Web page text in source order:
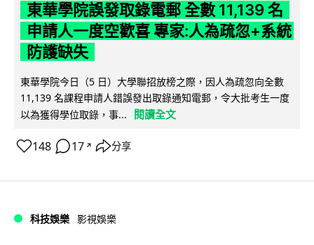
東華學院誤發取錄電郵 全數 11,139 名
申請人一度空歡喜 專家:人為疏忽+系統
防護缺失
東華學院今日（5 日）大學聯招放榜之際，因人為疏忽向全數
11,139 名課程申請人錯誤發出取錄通知電郵，令大批考生一度
以為獲得學位取錄，事...
閱讀全文
148 17 ↗ 分享
科技娛樂 影視娛樂